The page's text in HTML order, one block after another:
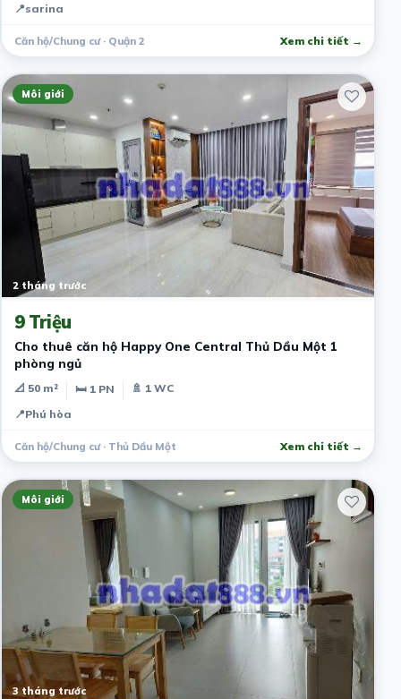
📍sarina
Căn hộ/Chung cư · Quận 2 Xem chi tiết →
Môi giới
2 tháng trước
9 Triệu
Cho thuê căn hộ Happy One Central Thủ Dầu Một 1
phòng ngủ
📐 50 m² 🛏 1 PN
🚿 1 WC
📍Phú hòa
Căn hộ/Chung cư · Thủ Dầu Một Xem chi tiết →
Môi giới
3 tháng trước